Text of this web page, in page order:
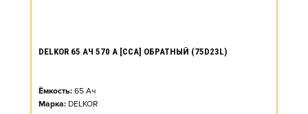
DELKOR 65 АЧ 570 А [CCA] ОБРАТНЫЙ (75D23L)
Ёмкость: 65 Ач
Марка: DELKOR